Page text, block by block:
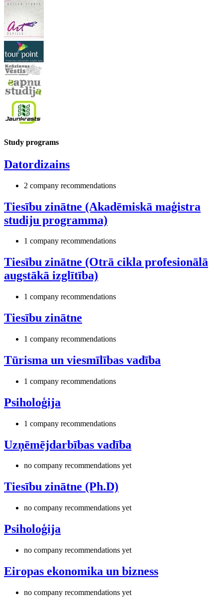
Study programs
Datordizains
2 company recommendations
Tiesību zinātne (Akadēmiskā maģistra
studiju programma)
1 company recommendations
Tiesību zinātne (Otrā cikla profesionālā
augstākā izglītība)
1 company recommendations
Tiesību zinātne
1 company recommendations
Tūrisma un viesmīlības vadība
1 company recommendations
Psiholoģija
1 company recommendations
Uzņēmējdarbības vadība
no company recommendations yet
Tiesību zinātne (Ph.D)
no company recommendations yet
Psiholoģija
no company recommendations yet
Eiropas ekonomika un bizness
no company recommendations yet